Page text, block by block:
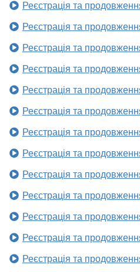
Реєстрація та
Реєстрація та
Реєстрація та
Реєстрація та
Реєстрація та
Реєстрація та
Реєстрація та
Реєстрація та
Реєстрація та
Реєстрація та
Реєстрація та
Реєстрація та
Реєстрація та